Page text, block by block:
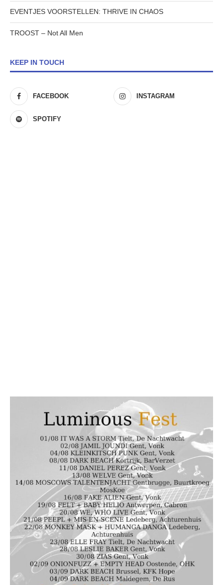
EVENTJES VOORSTELLEN: THRIVE IN CHAOS
TROOST – Not All Men
KEEP IN TOUCH
FACEBOOK INSTAGRAM
SPOTIFY